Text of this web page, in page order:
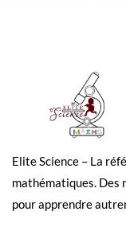
Elite Science – La
mathématiques. Des
pour apprendre